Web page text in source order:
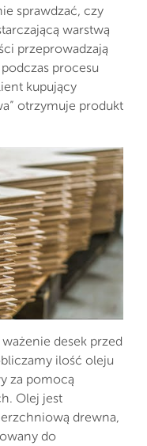
sprawdzać, czy
warstwą
przeprowadzają
procesu
kupujący
otrzymuje produkt
desek przed
ilość oleju
za pomocą
Olej jest
drewna,
do